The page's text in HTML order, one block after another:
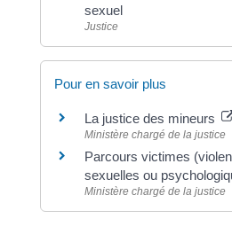
sexuel
Justice
Pour en savoir plus
La justice des mineurs
Ministère chargé de la justice
Parcours victimes
sexuelles ou
Ministère chargé de la justice